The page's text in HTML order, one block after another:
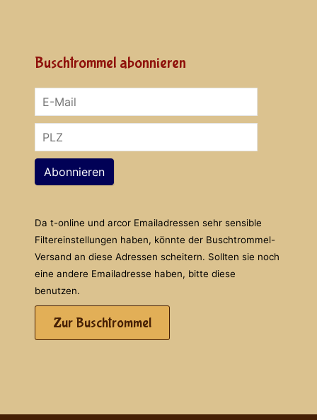
Buschtrommel abonnieren
Abonnieren
Da t-online und arcor Emailadressen sehr sensible
Filtereinstellungen haben, könnte der Buschtrommel-
Versand an diese Adressen scheitern. Sollten sie noch
eine andere Emailadresse haben, bitte diese
benutzen.
Zur Buschtrommel